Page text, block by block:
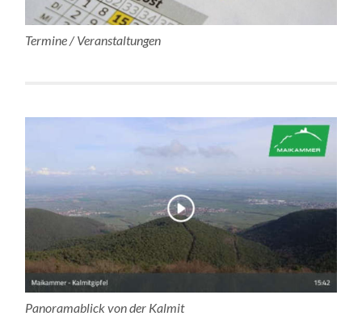
Termine / Veranstaltungen
Panoramablick von der Kalmit